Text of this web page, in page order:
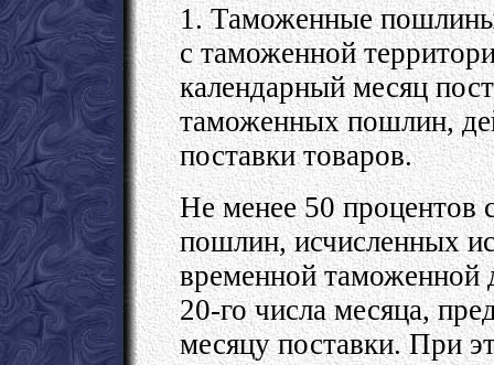
1. Таможенные
с таможенной
календарный месяц
таможенных пошлин,
поставки товаров.
Не менее 50
пошлин, исчисленных
временной таможенной
20-го числа месяца,
месяцу поставки. При